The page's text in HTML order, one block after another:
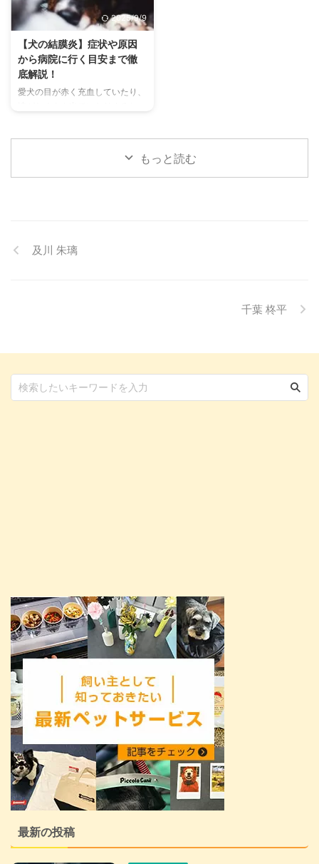
す。 この記事では、チンチラの
代表的な鳴き声の種類とその意味
を詳しく解説します。 さらに、
鳴き声からわかるストレスや病気
のサイン、チンチラが鳴く理由を
理解して良好な関係を築くための
ヒントもご紹介します。 この記
ニ ...
る ...
2025/9/9
【犬の結膜炎】症状や原因
から病院に行く目安まで徹
底解説！
愛犬の目が赤く充血していたり、
る目の病気ですが、原因や症状は
さまざまです。 この記事では、
炎かも？」と思ったときに、すぐ
もっと読む
及川 朱璃
千葉 柊平
最新の投稿